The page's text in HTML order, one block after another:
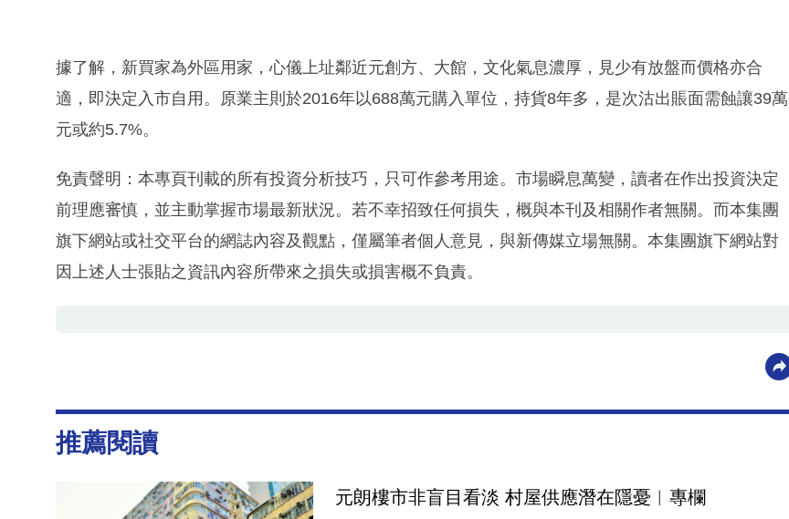
據了解，新買家為外區用家，心儀上址鄰近元創方、大館，文化氣息濃厚，見少有放盤而價格亦合
適，即決定入市自用。原業主則於2016年以688萬元購入單位，持貨8年多，是次沽出賬面需蝕讓39萬
元或約5.7%。
免責聲明：本專頁刊載的所有投資分析技巧，只可作參考用途。市場瞬息萬變，讀者在作出投資決定
前理應審慎，並主動掌握市場最新狀況。若不幸招致任何損失，概與本刊及相關作者無關。而本集團
旗下網站或社交平台的網誌內容及觀點，僅屬筆者個人意見，與新傳媒立場無關。本集團旗下網站對
因上述人士張貼之資訊內容所帶來之損失或損害概不負責。
推薦閱讀
元朗樓市非盲目看淡 村屋供應潛在隱憂︳專欄